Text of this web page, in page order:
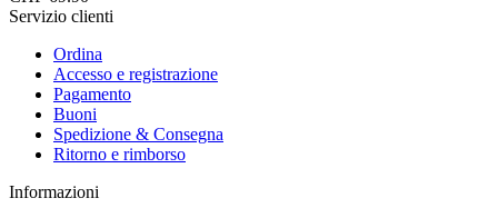
Servizio clienti
Ordina
Accesso e registrazione
Pagamento
Buoni
Spedizione & Consegna
Ritorno e rimborso
Informazioni